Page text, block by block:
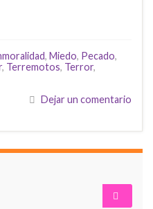
, Miedo, Pecado,
, Terremotos, Terror,
Dejar un comentario